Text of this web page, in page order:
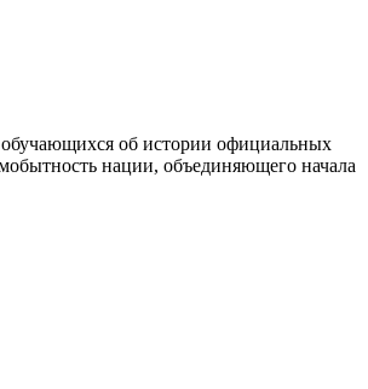
об истории официальных
нации, объединяющего начала